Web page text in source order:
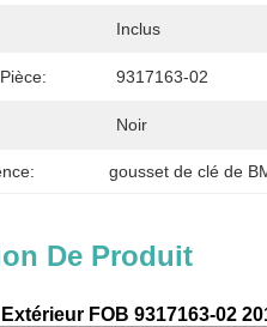
Inclus
9317163-02
Noir
gousset de clé de
De Produit
Extérieur FOB 9317163-02